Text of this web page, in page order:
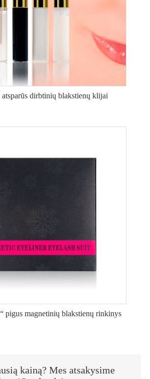
dirbtinių blakstienų klijai
pigus magnetinių blakstienų rinkinys
kainą? Mes atsakysime